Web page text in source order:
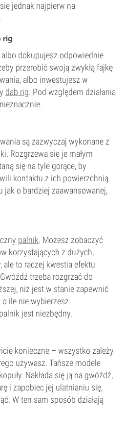
jednak najpierw na
rig
dokupujesz odpowiednie
przerobić swoją zwykłą fajkę
albo inwestujesz w
dab rig. Pod względem działania
są zazwyczaj wykonane z
Rozgrzewa się je małym
się na tyle gorące, by
kontaktu z ich powierzchnią.
jak o bardziej zaawansowanej,
palnik. Możesz zobaczyć
korzystających z dużych,
to raczej kwestia efektu
trzeba rozgrzać do
niż jest w stanie zapewnić
o ile nie wybierzesz
jest niezbędny.
konieczne – wszystko zależy
używasz. Tańsze modele
Nakłada się ją na gwóźdź,
i zapobiec jej ulatnianiu się,
W ten sam sposób działają